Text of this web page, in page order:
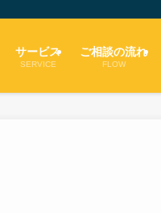
サービス
SERVICE
ご相談の流れ
FLOW